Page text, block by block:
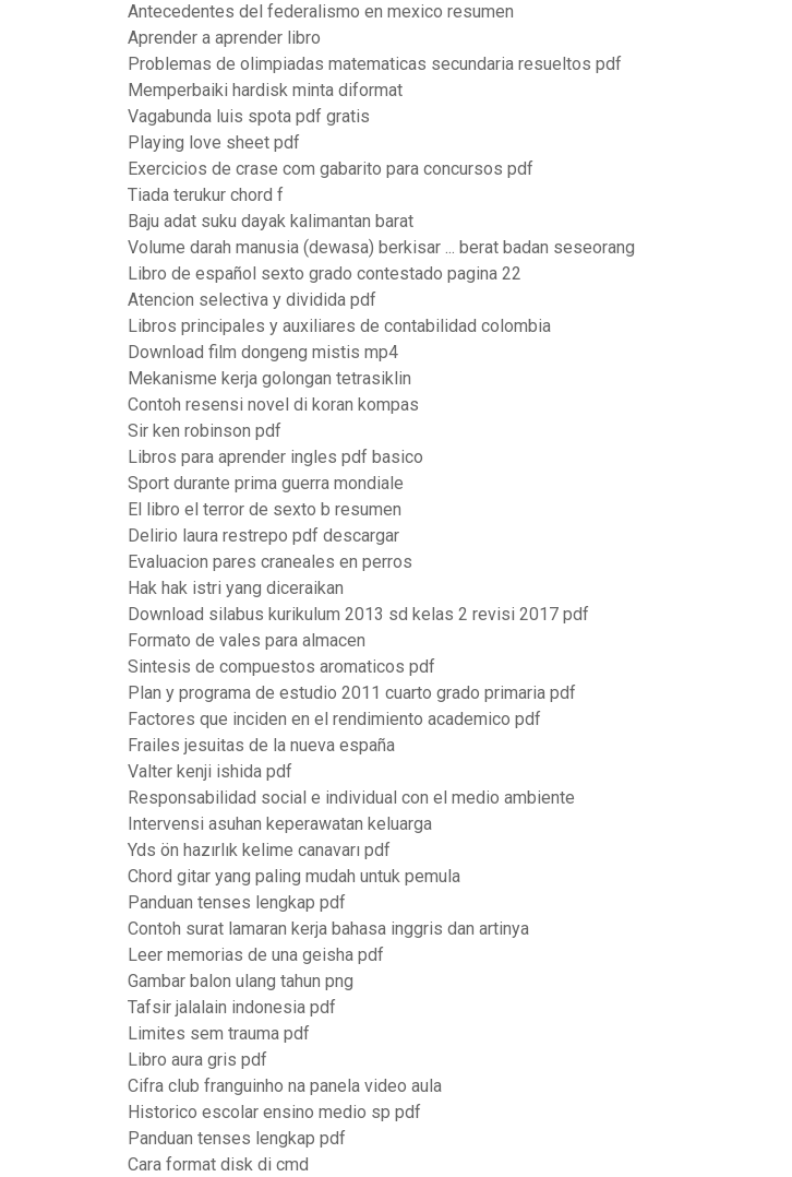
Antecedentes del federalismo en mexico resumen
Aprender a aprender libro
Problemas de olimpiadas matematicas secundaria resueltos pdf
Memperbaiki hardisk minta diformat
Vagabunda luis spota pdf gratis
Playing love sheet pdf
Exercicios de crase com gabarito para concursos pdf
Tiada terukur chord f
Baju adat suku dayak kalimantan barat
Volume darah manusia (dewasa) berkisar ... berat badan seseorang
Libro de español sexto grado contestado pagina 22
Atencion selectiva y dividida pdf
Libros principales y auxiliares de contabilidad colombia
Download film dongeng mistis mp4
Mekanisme kerja golongan tetrasiklin
Contoh resensi novel di koran kompas
Sir ken robinson pdf
Libros para aprender ingles pdf basico
Sport durante prima guerra mondiale
El libro el terror de sexto b resumen
Delirio laura restrepo pdf descargar
Evaluacion pares craneales en perros
Hak hak istri yang diceraikan
Download silabus kurikulum 2013 sd kelas 2 revisi 2017 pdf
Formato de vales para almacen
Sintesis de compuestos aromaticos pdf
Plan y programa de estudio 2011 cuarto grado primaria pdf
Factores que inciden en el rendimiento academico pdf
Frailes jesuitas de la nueva españa
Valter kenji ishida pdf
Responsabilidad social e individual con el medio ambiente
Intervensi asuhan keperawatan keluarga
Yds ön hazırlık kelime canavarı pdf
Chord gitar yang paling mudah untuk pemula
Panduan tenses lengkap pdf
Contoh surat lamaran kerja bahasa inggris dan artinya
Leer memorias de una geisha pdf
Gambar balon ulang tahun png
Tafsir jalalain indonesia pdf
Limites sem trauma pdf
Libro aura gris pdf
Cifra club franguinho na panela video aula
Historico escolar ensino medio sp pdf
Panduan tenses lengkap pdf
Cara format disk di cmd